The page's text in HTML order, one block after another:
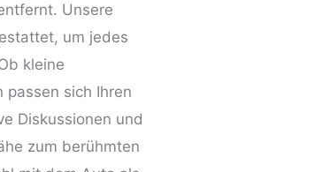
Unsere
um jedes
kleine
passen sich Ihren
Diskussionen und
zum berühmten